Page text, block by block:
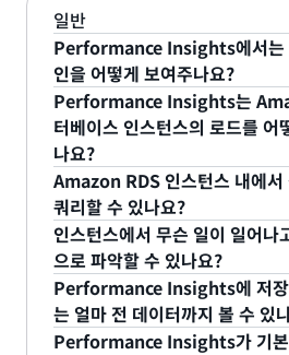
일반
Performance Insights에서는
인을 어떻게 보여주나요?
성능 문제는 Amazon RDS
의 Performance Insights 섹션
스 로드 그래프에서 스파이크로
프를 한 번 보면 데이터베이스
시간 및 리소스를 사용하고 있
게 파악할 수 있습니다. 콘솔에
하는 기간을 확대해서 볼 수 있
기간을 선택하면 로드에 대한
렬된 SQL 문 목록을 표시할 수
Performance Insights는
터베이스 인스턴스의 로드를 어
나요?
Performance Insights는 DB
세션의 상태를 1초 간격으로 샘
데이터베이스 관련 작업을 처리
Performance Insights에서는
(I/O, CPU, 잠금 등), 현재 SQL
세션 속성을 기록합니다. 시간
Amazon RDS 인스턴스 내에서
쿼리할 수 있나요?
아니요. Performance Insights
API 및 Amazon RDS 관리 콘
에 대한 액세스를 제공합니다.
의 어떠한 테이블도 채우지 않
인스턴스에서 무슨 일이 일어나
으로 파악할 수 있나요?
예. 기본적으로 Performance
의 슬라이딩 윈도우로 성능 데
Performance Insights에 저장
는 얼마 전 데이터까지 볼 수 있
Performance Insights가 기본